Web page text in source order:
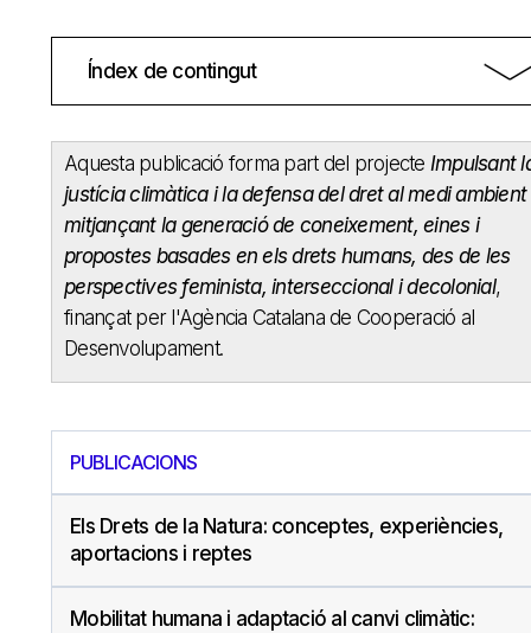
Índex de contingut
Aquesta publicació forma part del projecte Impulsant
justícia climàtica i la defensa del dret al medi ambient
mitjançant la generació de coneixement, eines i
propostes basades en els drets humans, des de les
perspectives feminista, interseccional i decolonial,
finançat per l'Agència Catalana de Cooperació al
Desenvolupament.
PUBLICACIONS
Els Drets de la Natura: conceptes, experiències,
aportacions i reptes
Mobilitat humana i adaptació al canvi climàtic: